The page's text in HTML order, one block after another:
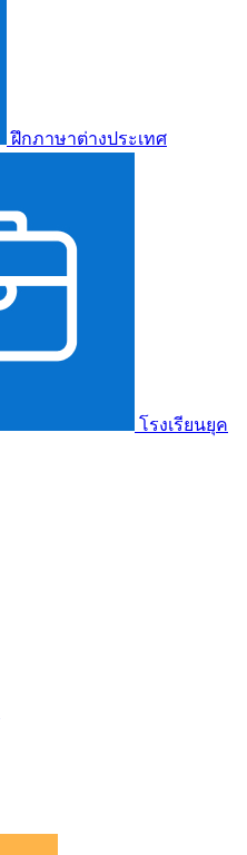
ฝึกภาษาต่างประเทศ
โรงเรียนยุค